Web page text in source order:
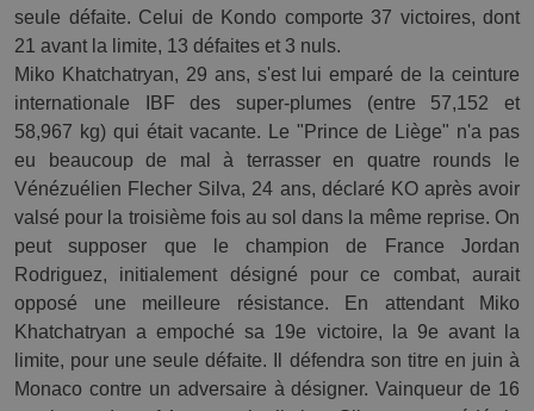
seule défaite. Celui de Kondo comporte 37 victoires, dont
21 avant la limite, 13 défaites et 3 nuls.
Miko Khatchatryan, 29 ans, s'est lui emparé de la ceinture
internationale IBF des super-plumes (entre 57,152 et
58,967 kg) qui était vacante. Le "Prince de Liège" n'a pas
eu beaucoup de mal à terrasser en quatre rounds le
Vénézuélien Flecher Silva, 24 ans, déclaré KO après avoir
valsé pour la troisième fois au sol dans la même reprise. On
peut supposer que le champion de France Jordan
Rodriguez, initialement désigné pour ce combat, aurait
opposé une meilleure résistance. En attendant Miko
Khatchatryan a empoché sa 19e victoire, la 9e avant la
limite, pour une seule défaite. Il défendra son titre en juin à
Monaco contre un adversaire à désigner. Vainqueur de 16